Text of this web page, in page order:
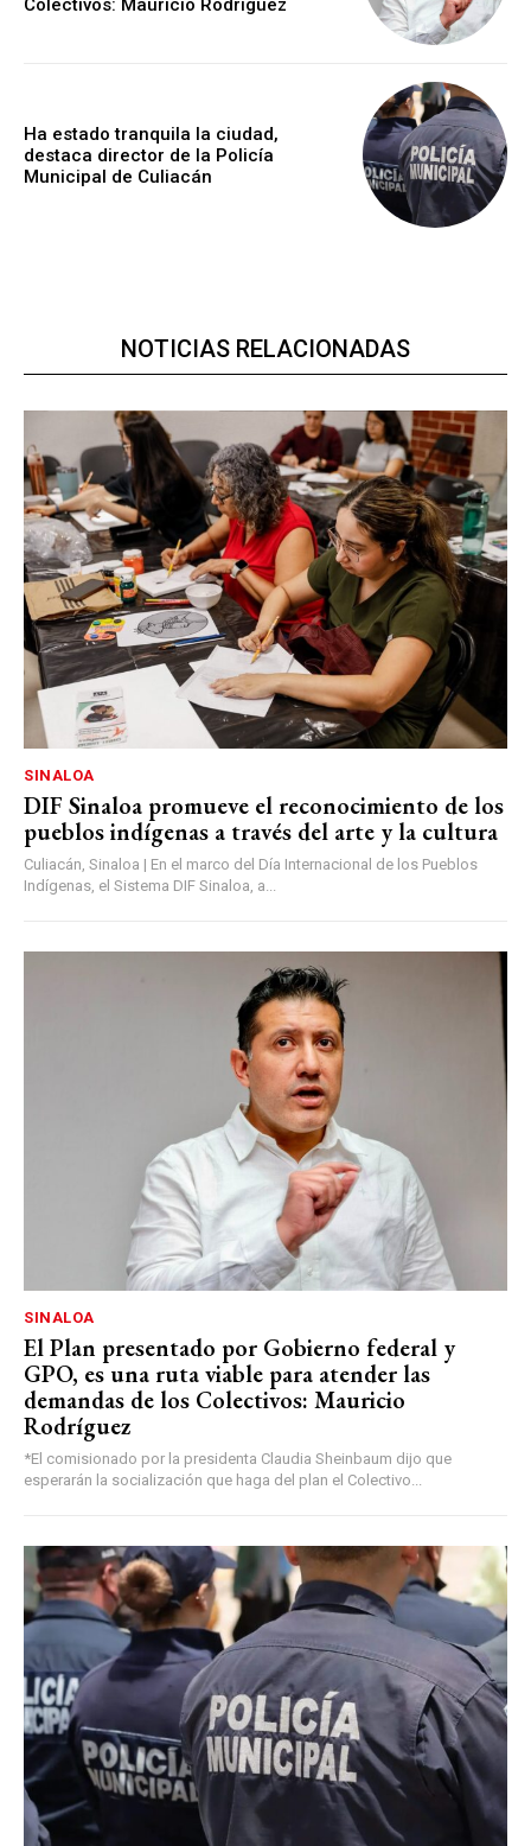
Colectivos: Mauricio Rodríguez
Ha estado tranquila la ciudad,
destaca director de la Policía
Municipal de Culiacán
NOTICIAS RELACIONADAS
SINALOA
DIF Sinaloa promueve el reconocimiento de los
pueblos indígenas a través del arte y la cultura
Culiacán, Sinaloa | En el marco del Día Internacional de los Pueblos
Indígenas, el Sistema DIF Sinaloa, a...
SINALOA
El Plan presentado por Gobierno federal y
GPO, es una ruta viable para atender las
demandas de los Colectivos: Mauricio
Rodríguez
*El comisionado por la presidenta Claudia Sheinbaum dijo que
esperarán la socialización que haga del plan el Colectivo...